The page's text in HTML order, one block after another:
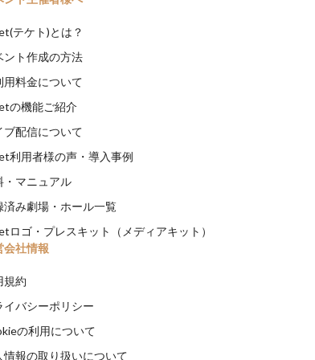
テケト)とは？
ント作成の方法
用料金について
の機能ご紹介
ブ配信について
利用者様の声・導入事例
・マニュアル
済み劇場・ホール一覧
ロゴ・プレスキット（メディアキット）
会社情報
規約
イバシーポリシー
の利用について
情報の取り扱いについて